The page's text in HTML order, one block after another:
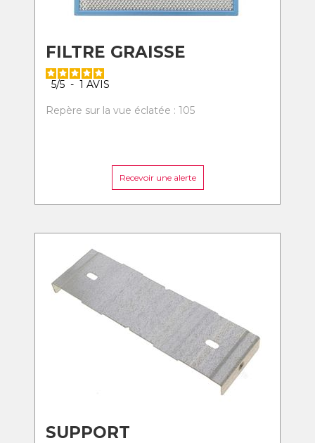
FILTRE GRAISSE
5/5 - 1 AVIS
Repère sur la vue éclatée : 105
Recevoir une alerte
SUPPORT